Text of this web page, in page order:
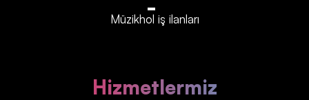
Müzikhol iş ilanları
Hizmetlermiz